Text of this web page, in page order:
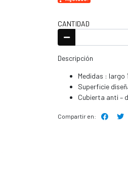
CANTIDAD
Descripción
Medidas : largo
Superficie
Cubierta anti –
Compartir en: